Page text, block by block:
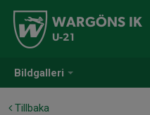
Bildgalleri
WARGÖNS IK
U-21
Tillbaka